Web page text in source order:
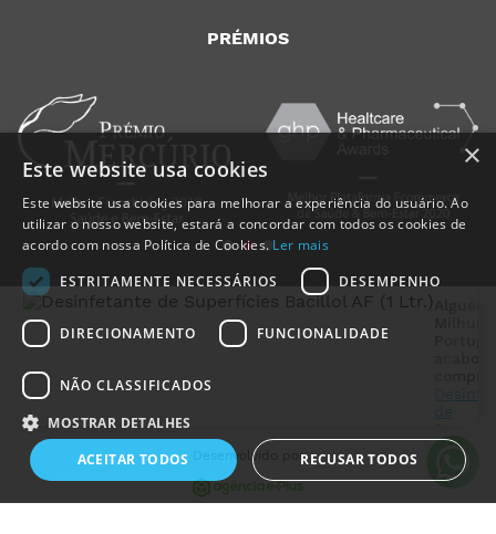
PRÉMIOS
MedicalShop - Saúde e Bem-Estar
Desenvolvido por
×
Este website usa cookies
Este website usa cookies para melhorar a experiência do usuário. Ao
utilizar o nosso website, estará a concordar com todos os cookies de
acordo com nossa Política de Cookies. Ler mais
ESTRITAMENTE NECESSÁRIOS
DESEMPENHO
DIRECIONAMENTO FUNCIONALIDADE
NÃO CLASSIFICADOS
MOSTRAR DETALHES
ACEITAR TODOS
RECUSAR TODOS
Bacillol
Ltr.)
4